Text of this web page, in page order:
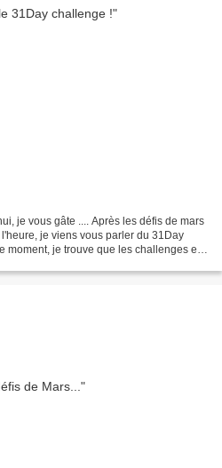
je vous gâte .... Après les défis de mars
je viens vous parler du 31Day
moment, je trouve que les challenges et